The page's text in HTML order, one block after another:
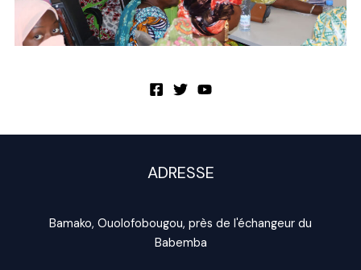
ADRESSE
Bamako, Ouolofobougou, près de l'échangeur du
Babemba